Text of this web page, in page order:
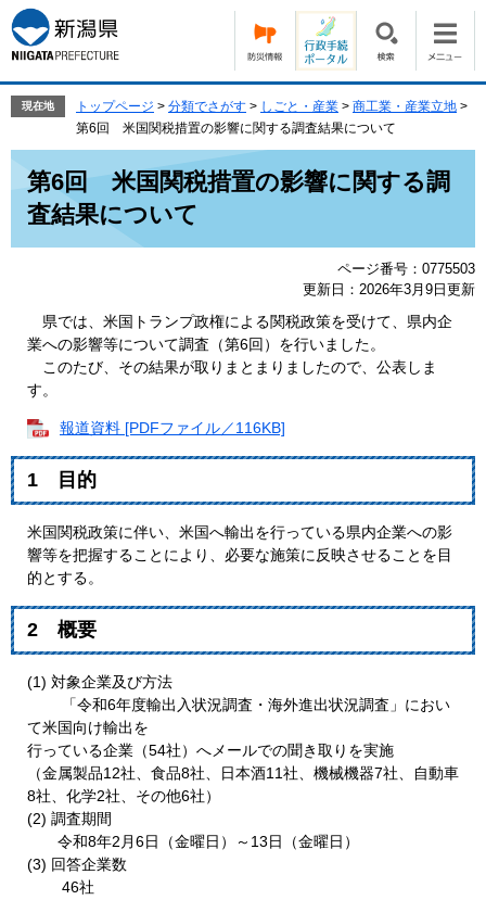
ー
ジ
の
で
す。
ニ
ュ
ー
ば
現在地 トップページ > 分類でさがす > しごと・産業 > 商工業・産業立地 >
第6回 米国関税措置の影響に関する調査結果について
第6回 米国関税措置の影響に関する調
査結果について
ページ番号：0775503
更新日：2026年3月9日更新
県では、米国トランプ政権による関税政策を受けて、県内企
業への影響等について調査（第6回）を行いました。
このたび、その結果が取りまとまりましたので、公表しま
す。
報道資料 [PDFファイル／116KB]
1 目的
米国関税政策に伴い、米国へ輸出を行っている県内企業への影
響等を把握することにより、必要な施策に反映させることを目
的とする。
2 概要
(1) 対象企業及び方法
「令和6年度輸出入状況調査・海外進出状況調査」におい
て米国向け輸出を
行っている企業（54社）へメールでの聞き取りを実施
（金属製品12社、食品8社、日本酒11社、機械機器7社、自動車
8社、化学2社、その他6社）
(2) 調査期間
令和8年2月6日（金曜日）～13日（金曜日）
(3) 回答企業数
46社